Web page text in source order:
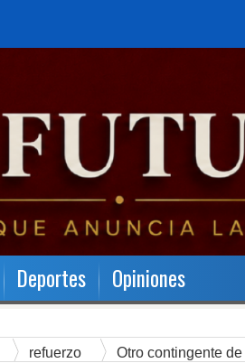
Deportes Opiniones
refuerzo
Otro contingente de